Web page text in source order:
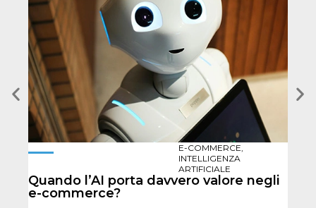
E-COMMERCE,
INTELLIGENZA
ARTIFICIALE
Quando l’AI porta davvero valore negli
e-commerce?